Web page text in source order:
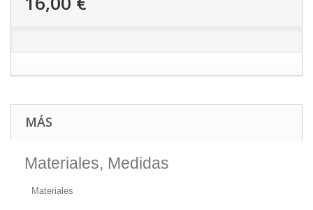
MÁS
Materiales, Medidas
Materiales